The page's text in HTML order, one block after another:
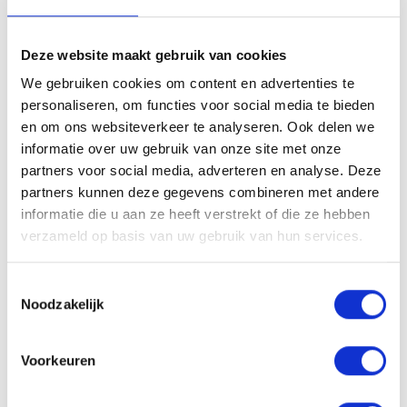
Deze website maakt gebruik van cookies
We gebruiken cookies om content en advertenties te
personaliseren, om functies voor social media te bieden
en om ons websiteverkeer te analyseren. Ook delen we
informatie over uw gebruik van onze site met onze
partners voor social media, adverteren en analyse. Deze
partners kunnen deze gegevens combineren met andere
informatie die u aan ze heeft verstrekt of die ze hebben
verzameld op basis van uw gebruik van hun services.
Noodzakelijk
Voorkeuren
langdurig in model te houden. Spray in dunne lagen voor extra
stijlen of om extra hold te creëren bij föhnlooks.
Ingrediënten
Dimethyl Ether, Alcohol Denat., Aqua (Water, Eau),
Acrylates/Hydroxyesters Acrylates Copolymer, Aminomethyl
Propanol, Parfum (Fragrance), Isopropyl Myristate, Benzoic Acid,
Geraniol, Limonene, Linalool.*
*Ingrediënten en verpakking kunnen wijzigen. Raadpleeg steeds de
verpakking voor de meest actuele informatie.
7,3 – 8,3